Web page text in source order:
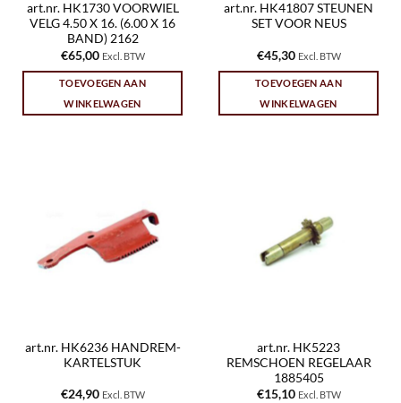
art.nr. HK1730 VOORWIEL
VELG 4.50 X 16. (6.00 X 16
BAND) 2162
€65,00 Excl. BTW
TOEVOEGEN AAN
WINKELWAGEN
art.nr. HK41807 STEUNEN
SET VOOR NEUS
€45,30 Excl. BTW
TOEVOEGEN AAN
WINKELWAGEN
art.nr. HK6236 HANDREM-
KARTELSTUK
€24,90 Excl. BTW
art.nr. HK5223
REMSCHOEN REGELAAR
1885405
€15,10 Excl. BTW